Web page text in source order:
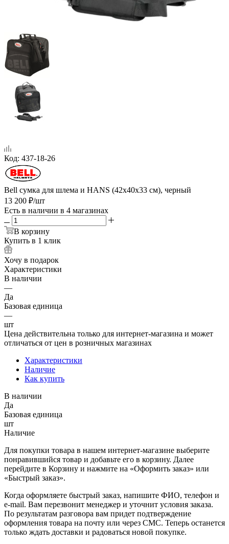
Код: 437-18-26
Bell сумка для шлема и HANS (42х40х33 см), черный
13 200 ₽/шт
Есть в наличии в 4 магазинах
В корзину
Купить в 1 клик
Хочу в подарок
Характеристики
В наличии
—
Да
Базовая единица
—
шт
Цена действительна только для интернет-магазина и может
отличаться от цен в розничных магазинах
Характеристики
Наличие
Как купить
В наличии
Да
Базовая единица
шт
Наличие
Для покупки товара в нашем интернет-магазине выберите
понравившийся товар и добавьте его в корзину. Далее
перейдите в Корзину и нажмите на «Оформить заказ» или
«Быстрый заказ».
Когда оформляете быстрый заказ, напишите ФИО, телефон и
e-mail. Вам перезвонит менеджер и уточнит условия заказа.
По результатам разговора вам придет подтверждение
оформления товара на почту или через СМС. Теперь останется
только ждать доставки и радоваться новой покупке.